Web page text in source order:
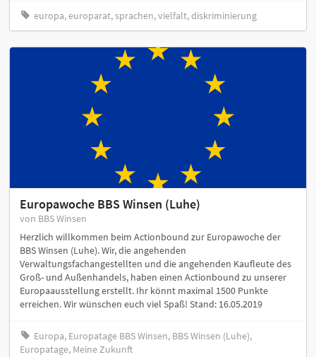
europa, europarat, sprachen, vielfalt, diskriminierung
Europawoche BBS Winsen (Luhe)
von BBS Winsen
Herzlich willkommen beim Actionbound zur Europawoche der
BBS Winsen (Luhe). Wir, die angehenden
Verwaltungsfachangestellten und die angehenden Kaufleute des
Groß- und Außenhandels, haben einen Actionbound zu unserer
Europaausstellung erstellt. Ihr könnt maximal 1500 Punkte
erreichen. Wir wünschen euch viel Spaß! Stand: 16.05.2019
Europa, Europatage BBS Winsen, BBS Winsen (Luhe),
Europatage, Meine Zukunft